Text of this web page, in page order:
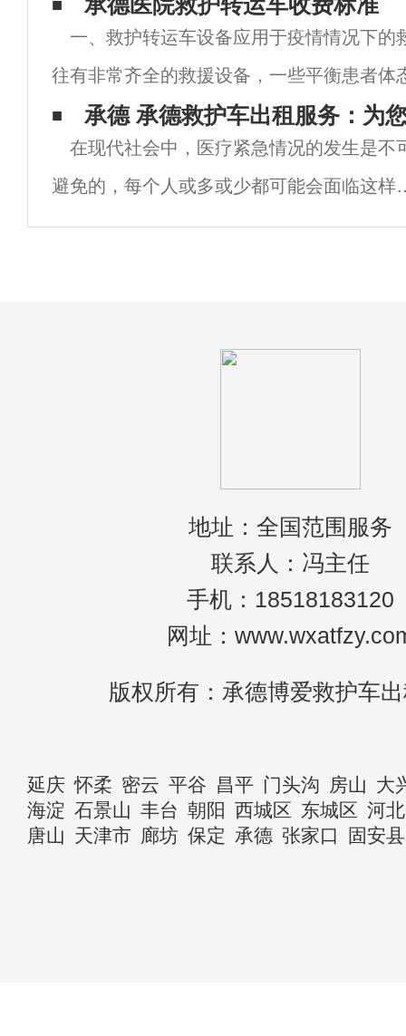
救呼救电话号码为“120”。
承德医院救护转运车收费标准
一、救护转运车设备应用于疫情情况下的
往有非常齐全的救援设备，一些平衡患者体
者生命体征的设备一应俱全，移动网络遍布
车，方便医护专家对患者进行实时的病况分
承德 承德救护车出租服务：为
在现代社会中，医疗紧急情况的发生是不
避免的，每个人或多或少都可能会面临这样
时刻。尤其是在繁忙的都市生活中，承德作
地址：全国范围服务
联系人：冯主任
手机：18518183120
网址：
版权所有：承德博爱救护车
延庆 怀柔 密云 平谷 昌平 门头沟 房山 大
海淀 石景山 丰台 朝阳 西城区 东城区 河
唐山 天津市 廊坊 保定 承德 张家口 固安县